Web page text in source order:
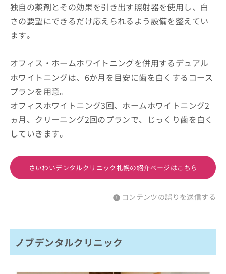
独自の薬剤とその効果を引き出す照射器を使用し、白
さの要望にできるだけ応えられるよう設備を整えてい
ます。
オフィス・ホームホワイトニングを併用するデュアル
ホワイトニングは、6か月を目安に歯を白くするコース
プランを用意。
オフィスホワイトニング3回、ホームホワイトニング2
ヵ月、クリーニング2回のプランで、じっくり歯を白く
していきます。
さいわいデンタルクリニック札幌の紹介ページはこちら
コンテンツの誤りを送信する
ノブデンタルクリニック